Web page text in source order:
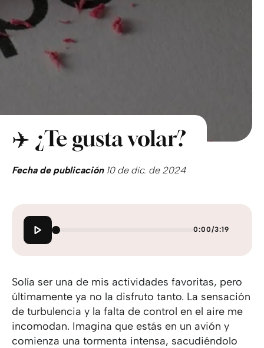
✈️ ¿Te gusta volar?
Fecha de publicación10 de dic. de 2024
0:00/3:19
Solía ser una de mis actividades favoritas, pero
últimamente ya no la disfruto tanto. La sensación
de turbulencia y la falta de control en el aire me
incomodan. Imagina que estás en un avión y
comienza una tormenta intensa, sacudiéndolo